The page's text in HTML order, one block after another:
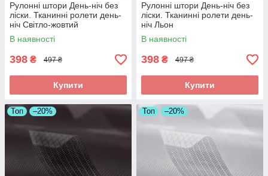
Рулонні штори День-ніч без
ліски. Тканинні ролети день-
ніч Світло-жовтий
В наявності
398 ₴ 497 ₴
Купити
Рулонні штори День-ніч без
ліски. Тканинні ролети день-
ніч Льон
В наявності
398 ₴ 497 ₴
Купити
Топ –20% Топ –20%